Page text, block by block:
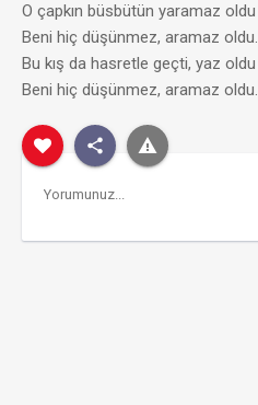
O çapkın büsbütün yaramaz oldu
Beni hiç düşünmez, aramaz oldu.
Bu kış da hasretle geçti, yaz oldu
Beni hiç düşünmez, aramaz oldu.